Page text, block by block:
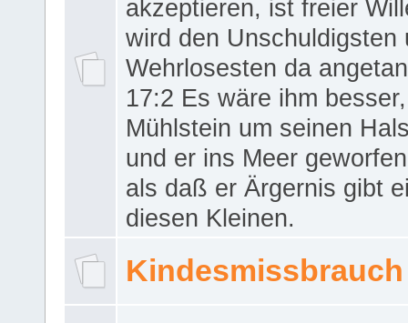
akzeptieren, ist freier
wird den Unschuldigsten
Wehrlosesten da
17:2 Es wäre ihm
Mühlstein um seinen
und er ins Meer
als daß er Ärgernis gibt
diesen Kleinen.
Kindesmissbrauch